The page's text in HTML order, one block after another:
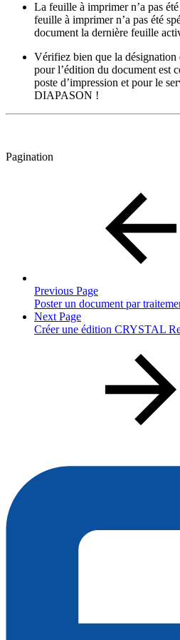
La feuille à imprimer n’a pas
feuille à imprimer n’a pas été
document la dernière feuille
Vérifiez bien que la désignation
pour l’édition du document est
poste d’impression et pour le
DIAPASON !
Pagination
Previous Page
Poster un document par
Next Page
Créer une édition CRYSTAL